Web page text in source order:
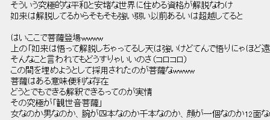
そういう究極的な平和と安堵な世界に住める資格が解脱なわけ
如来は解脱してるからそもそも強い弱い以前あるいは超越してると
はいここで菩薩登場wwww
上の「如来は悟って解脱しちゃってるし天は強いけどてんで悟りにゃほど
そんなこと言われてもどうすりゃいいのさ（コロコロ）
この間を埋めようとして採用されたのが菩薩なwwww
菩薩はある意味便利な存在
どうとでもできる解釈できるってのが実情
その究極が「観世音菩薩」
女なのか男なのか、腕が四本なのか千本なのか、顔が一個なのか12面